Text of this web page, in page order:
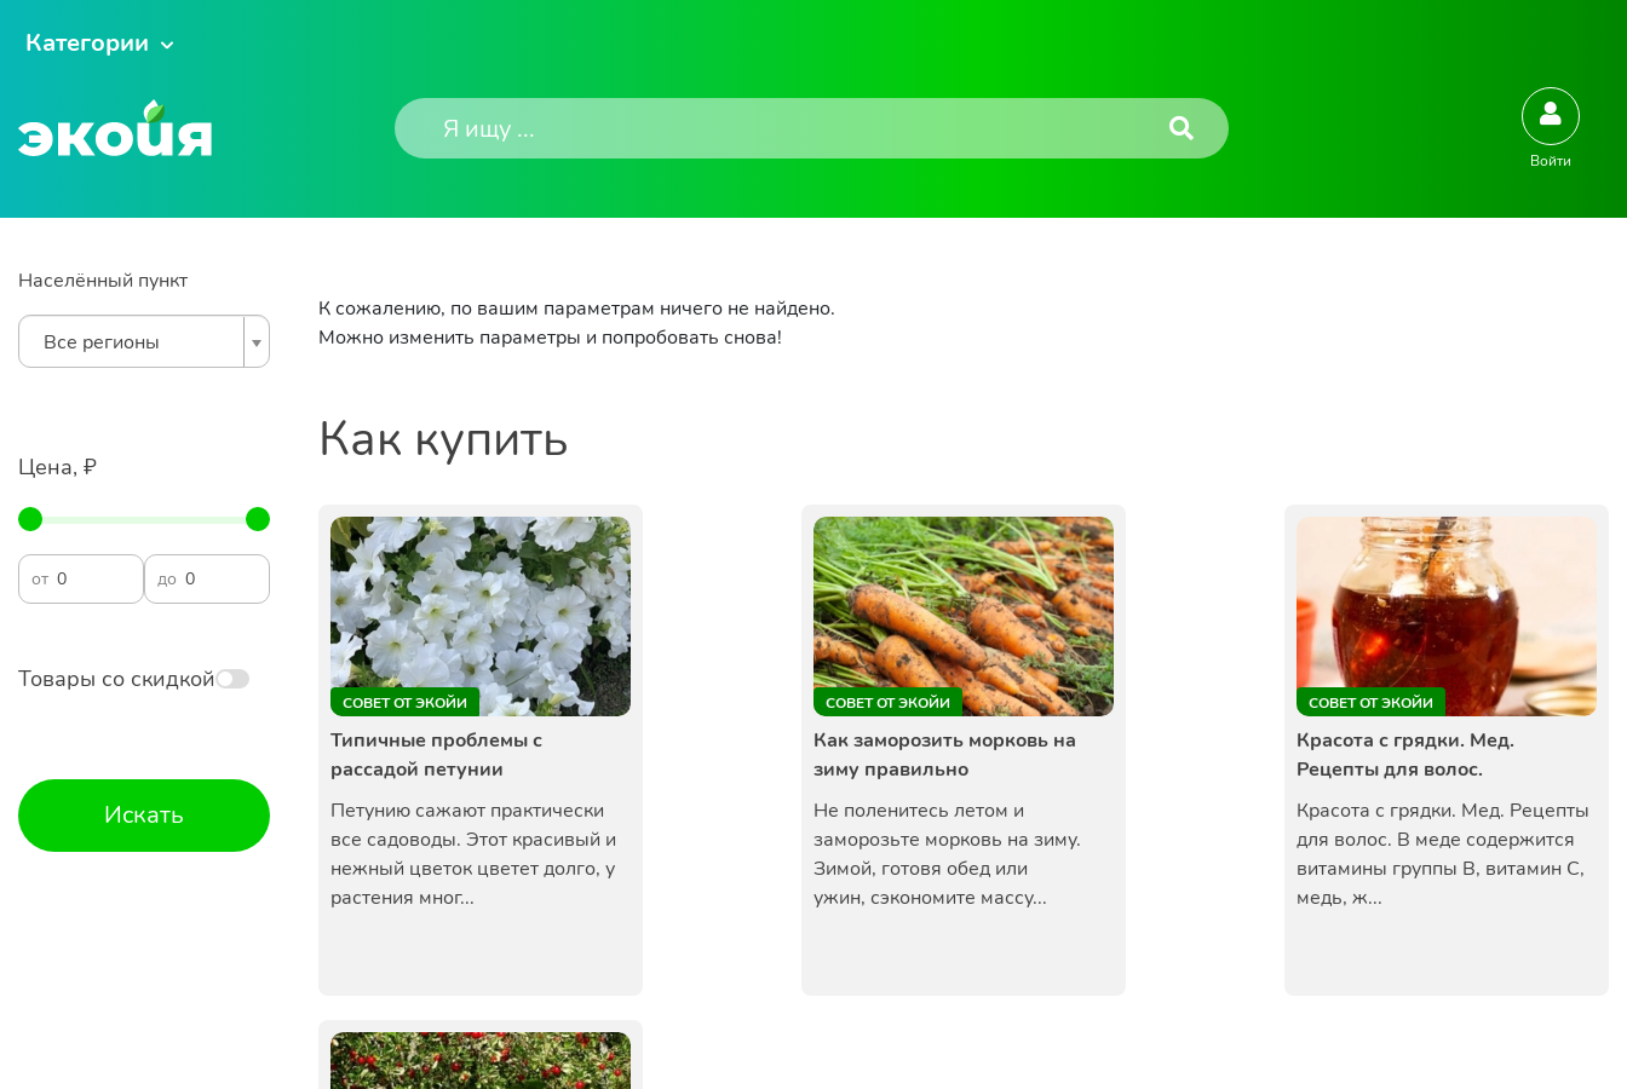
Категории
Войти
Населённый пункт
Все регионы
Цена, ₽
от до
Товары со скидкой
Искать
К сожалению, по вашим параметрам ничего не найдено.
Можно изменить параметры и попробовать снова!
Как купить
СОВЕТ ОТ ЭКОЙИ
Типичные проблемы с
рассадой петунии
Петунию сажают практически
все садоводы. Этот красивый и
нежный цветок цветет долго, у
растения мног...
СОВЕТ ОТ ЭКОЙИ
Как заморозить морковь на
зиму правильно
Не поленитесь летом и
заморозьте морковь на зиму.
Зимой, готовя обед или
ужин, сэкономите массу...
СОВЕТ ОТ ЭКОЙИ
Красота с грядки. Мед.
Рецепты для волос.
Красота с грядки. Мед. Рецепты
для волос. В меде содержится
витамины группы В, витамин С,
медь, ж...